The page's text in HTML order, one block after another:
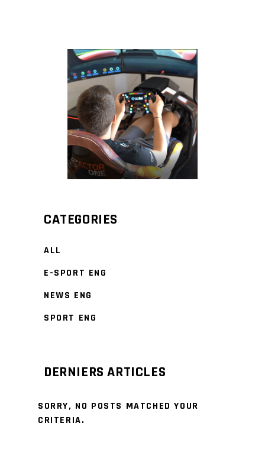
CATEGORIES
ALL
E-SPORT ENG
NEWS ENG
SPORT ENG
DERNIERS ARTICLES
SORRY, NO POSTS MATCHED YOUR
CRITERIA.